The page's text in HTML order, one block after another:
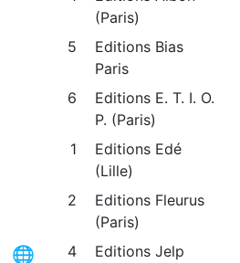
(Paris)
5
Editions Bias
Paris
6
Editions E. T. I. O.
P. (Paris)
1
Editions Edé
(Lille)
2
Editions Fleurus
(Paris)
4
Editions Jelp